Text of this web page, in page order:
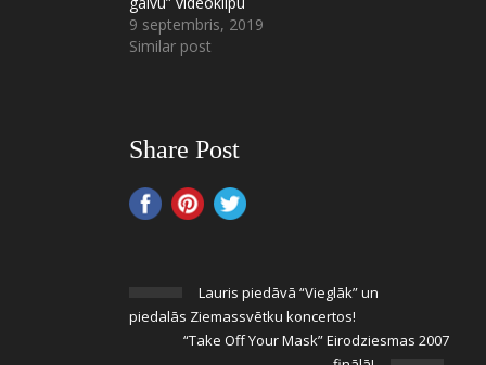
9 septembris, 2019
Similar post
Share Post
Lauris piedāvā “Vieglāk” un
piedalās Ziemassvētku koncertos!
“Take Off Your Mask” Eirodziesmas 2007